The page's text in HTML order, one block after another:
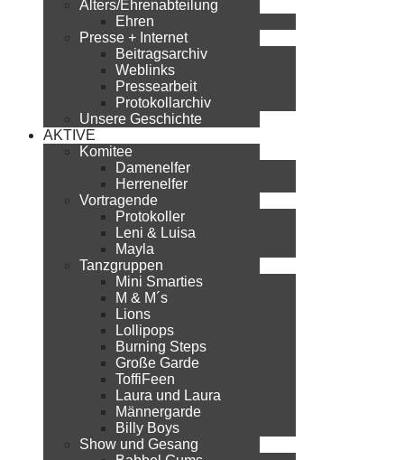
Alters/Ehrenabteilung
Ehren
Presse + Internet
Beitragsarchiv
Weblinks
Pressearbeit
Protokollarchiv
Unsere Geschichte
AKTIVE
Komitee
Damenelfer
Herrenelfer
Vortragende
Protokoller
Leni & Luisa
Mayla
Tanzgruppen
Mini Smarties
M & M´s
Lions
Lollipops
Burning Steps
Große Garde
ToffiFeen
Laura und Laura
Männergarde
Billy Boys
Show und Gesang